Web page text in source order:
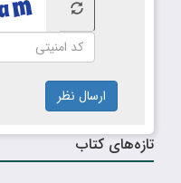
ارسال نظر
تازه‌های کتاب